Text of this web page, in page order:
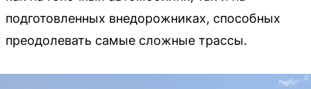
подготовленных внедорожниках, способных
преодолевать самые сложные трассы.